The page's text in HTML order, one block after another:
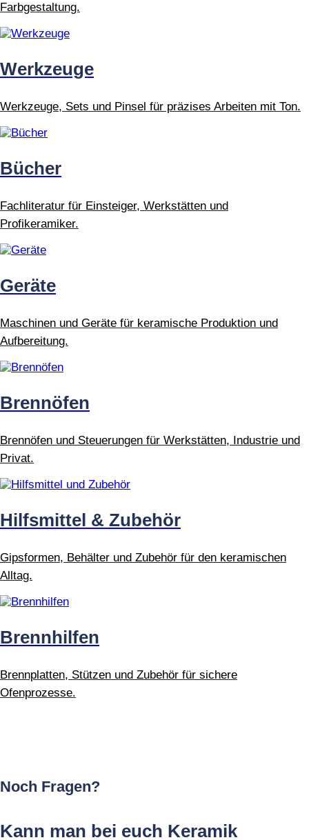
Farbgestaltung.
Werkzeuge
Werkzeuge, Sets und Pinsel für präzises Arbeiten mit Ton.
Bücher
Fachliteratur für Einsteiger, Werkstätten und
Profikeramiker.
Geräte
Maschinen und Geräte für keramische Produktion und
Aufbereitung.
Brennöfen
Brennöfen und Steuerungen für Werkstätten, Industrie und
Privat.
Hilfsmittel & Zubehör
Gipsformen, Behälter und Zubehör für den keramischen
Alltag.
Brennhilfen
Brennplatten, Stützen und Zubehör für sichere
Ofenprozesse.
Noch Fragen?
Kann man bei euch Keramik